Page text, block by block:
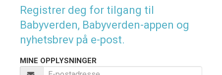
Registrer deg for tilgang til
Babyverden, Babyverden-appen og
nyhetsbrev på e-post.
MINE OPPLYSNINGER